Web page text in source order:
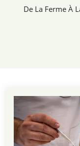
De La Ferme À